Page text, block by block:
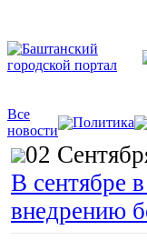
Все
новости
Политика
02
В сентябре
внедрению